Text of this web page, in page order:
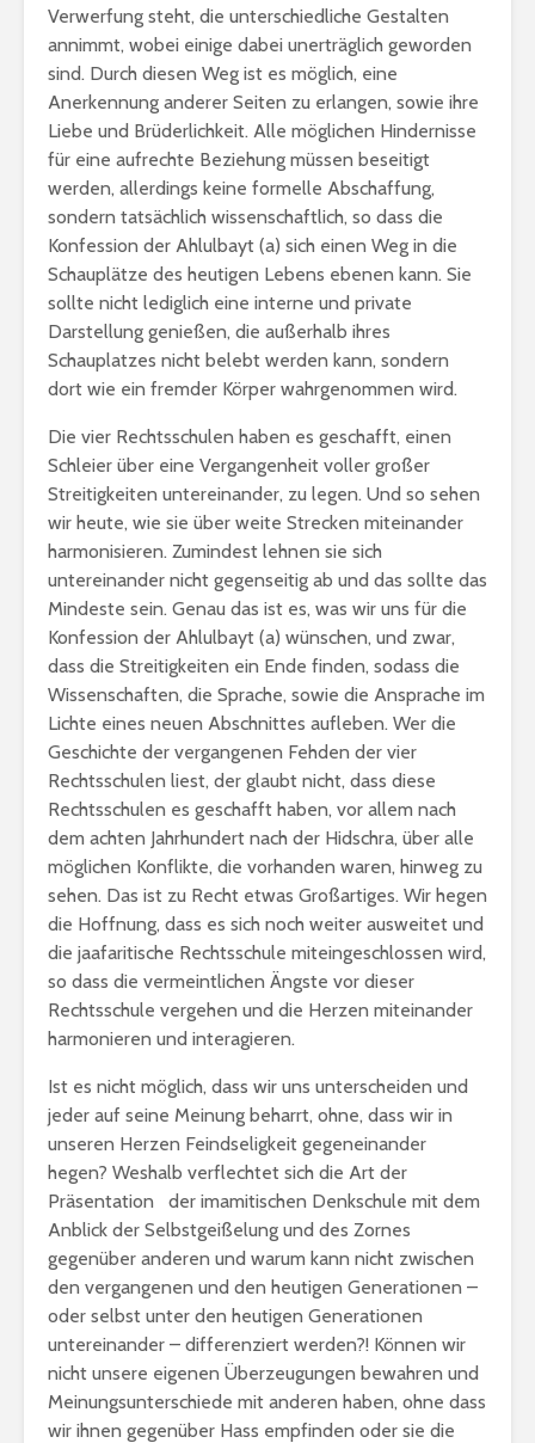
Verwerfung steht, die unterschiedliche Gestalten
annimmt, wobei einige dabei unerträglich geworden
sind. Durch diesen Weg ist es möglich, eine
Anerkennung anderer Seiten zu erlangen, sowie ihre
Liebe und Brüderlichkeit. Alle möglichen Hindernisse
für eine aufrechte Beziehung müssen beseitigt
werden, allerdings keine formelle Abschaffung,
sondern tatsächlich wissenschaftlich, so dass die
Konfession der Ahlulbayt (a) sich einen Weg in die
Schauplätze des heutigen Lebens ebenen kann. Sie
sollte nicht lediglich eine interne und private
Darstellung genießen, die außerhalb ihres
Schauplatzes nicht belebt werden kann, sondern
dort wie ein fremder Körper wahrgenommen wird.
Die vier Rechtsschulen haben es geschafft, einen
Schleier über eine Vergangenheit voller großer
Streitigkeiten untereinander, zu legen. Und so sehen
wir heute, wie sie über weite Strecken miteinander
harmonisieren. Zumindest lehnen sie sich
untereinander nicht gegenseitig ab und das sollte das
Mindeste sein. Genau das ist es, was wir uns für die
Konfession der Ahlulbayt (a) wünschen, und zwar,
dass die Streitigkeiten ein Ende finden, sodass die
Wissenschaften, die Sprache, sowie die Ansprache im
Lichte eines neuen Abschnittes aufleben. Wer die
Geschichte der vergangenen Fehden der vier
Rechtsschulen liest, der glaubt nicht, dass diese
Rechtsschulen es geschafft haben, vor allem nach
dem achten Jahrhundert nach der Hidschra, über alle
möglichen Konflikte, die vorhanden waren, hinweg zu
sehen. Das ist zu Recht etwas Großartiges. Wir hegen
die Hoffnung, dass es sich noch weiter ausweitet und
die jaafaritische Rechtsschule miteingeschlossen wird,
so dass die vermeintlichen Ängste vor dieser
Rechtsschule vergehen und die Herzen miteinander
harmonieren und interagieren.
Ist es nicht möglich, dass wir uns unterscheiden und
jeder auf seine Meinung beharrt, ohne, dass wir in
unseren Herzen Feindseligkeit gegeneinander
hegen? Weshalb verflechtet sich die Art der
Präsentation der imamitischen Denkschule mit dem
Anblick der Selbstgeißelung und des Zornes
gegenüber anderen und warum kann nicht zwischen
den vergangenen und den heutigen Generationen –
oder selbst unter den heutigen Generationen
untereinander – differenziert werden?! Können wir
nicht unsere eigenen Überzeugungen bewahren und
Meinungsunterschiede mit anderen haben, ohne dass
wir ihnen gegenüber Hass empfinden oder sie die